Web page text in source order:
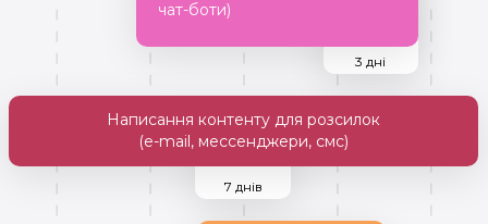
7 днів
3 дні
Написання контенту для розсилок
(e-mail, мессенджери, смс)
чат-боти)